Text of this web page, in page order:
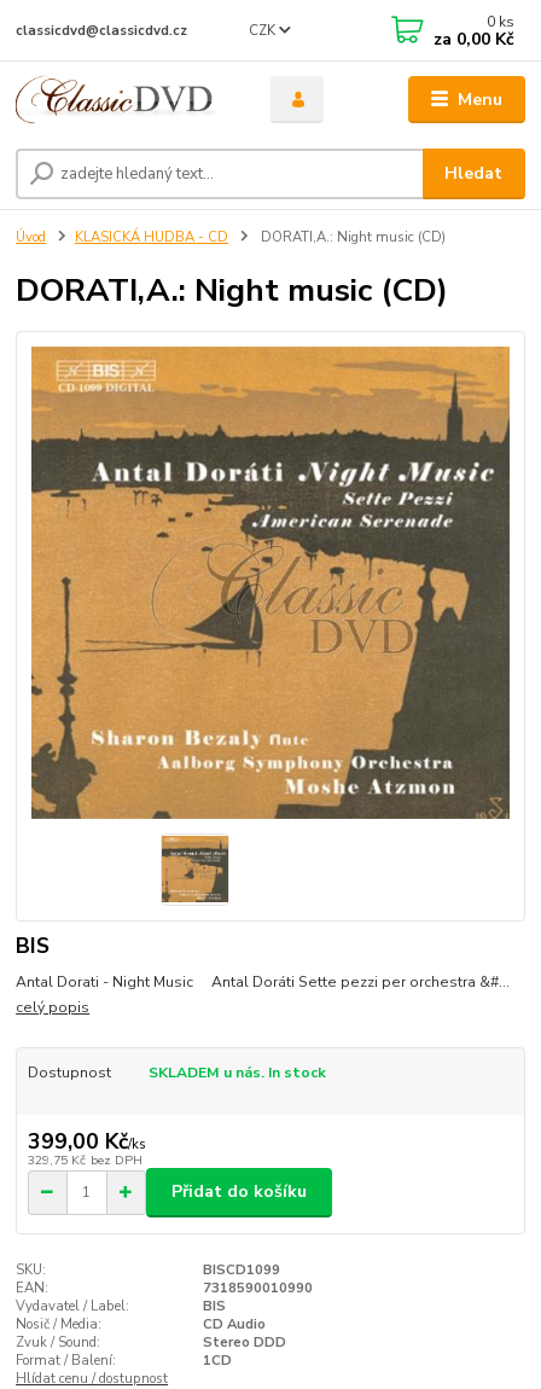
Menu
CZK
Hledat
classicdvd@classicdvd.cz 0 ks
za 0,00 Kč
Úvod KLASICKÁ HUDBA - CD DORATI,A.: Night music (CD)
DORATI,A.: Night music (CD)
BIS
Antal Dorati - Night Music Antal Doráti Sette pezzi per orchestra &#...
celý popis
Dostupnost SKLADEM u nás. In stock
399,00 Kč/ks
329,75 Kč bez DPH
Přidat do košíku
SKU:
BISCD1099
EAN:
7318590010990
Vydavatel / Label:
BIS
Nosič / Media:
CD Audio
Zvuk / Sound:
Stereo DDD
Format / Balení:
1CD
Hlídat cenu / dostupnost